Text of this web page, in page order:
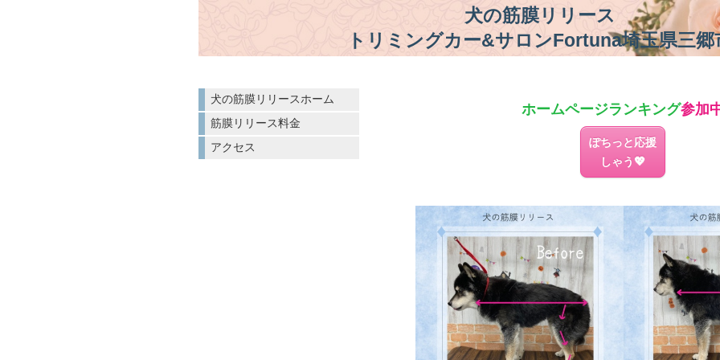
犬の筋膜リリース
トリミングカー&サロンFortuna埼玉県三郷
ホームページランキング参加
ぽちっと応援
しゃう💖
犬の筋膜リリースホーム
筋膜リリース料金
アクセス